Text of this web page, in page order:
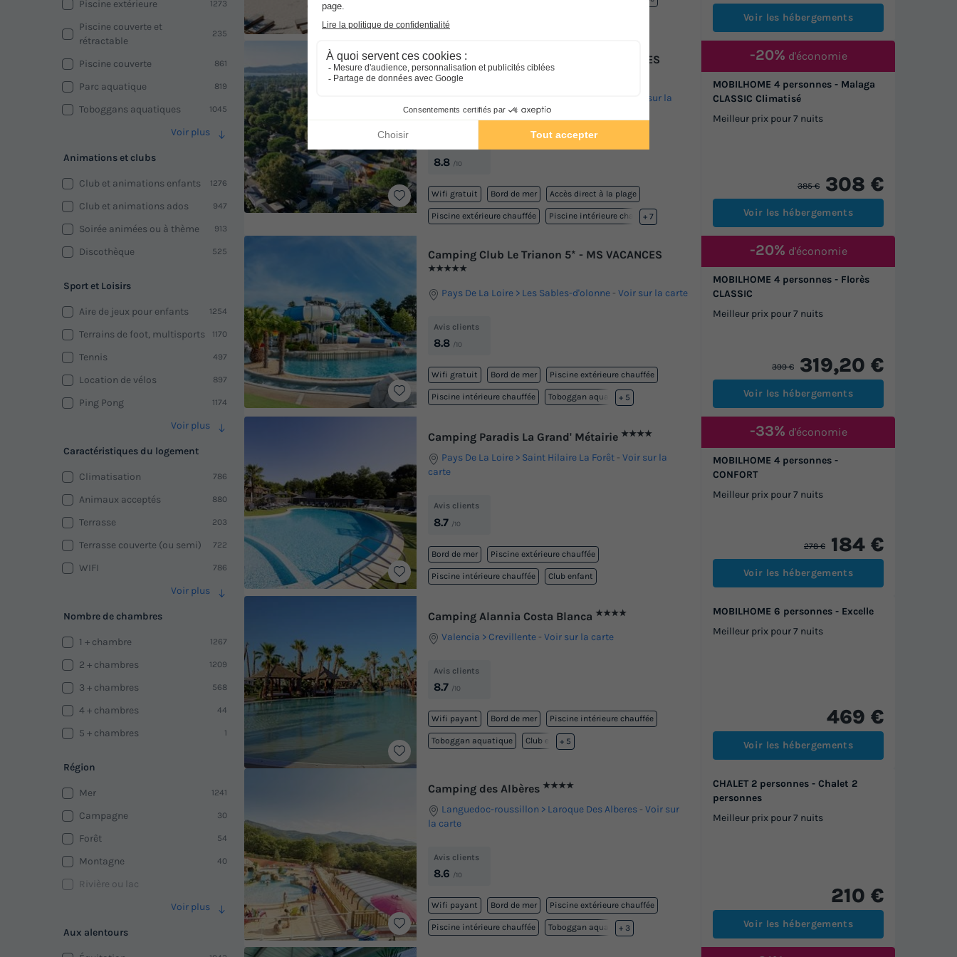
Piscine extérieure 1273
Piscine couverte et
rétractable
235
Piscine couverte 861
Parc aquatique 819
Toboggans aquatiques 1045
Voir plus
Animations et clubs
Club et animations enfants 1276
Club et animations ados 947
Soirée animées ou à thème 913
Discothèque 525
Sport et Loisirs
Aire de jeux pour enfants 1254
Terrains de foot, multisports 1170
Tennis 497
Location de vélos 897
Ping Pong 1174
Voir plus
Caractéristiques du logement
Climatisation 786
Animaux acceptés 880
Terrasse 203
Terrasse couverte (ou semi) 722
WIFI 786
Voir plus
Nombre de chambres
1 + chambre 1267
2 + chambres 1209
3 + chambres 568
4 + chambres 44
5 + chambres 1
Région
Mer 1241
Campagne 30
Forêt 54
Montagne 40
Rivière ou lac
Voir plus
Aux alentours
Club enfant Voir les hébergements
Camping Club Le Littoral 5* - MS VACANCES
★★★★★
Voir sur la
carte
8.8 /10
Wifi gratuit Bord de mer Accès direct à la plage
Piscine extérieure chauffée Piscine intérieure chauffée
+ 7
MOBILHOME 4 personnes - Malaga
CLASSIC Climatisé
Meilleur prix pour 7 nuits
385 € 308 €
-20% d'économie
Voir les hébergements
Camping Club Le Trianon 5* - MS VACANCES
★★★★★
Pays De La Loire Les Sables-d'olonne -Voir sur la carte
Avis clients
8.8 /10
Wifi gratuit Bord de mer Piscine extérieure chauffée
Piscine intérieure chauffée Toboggan aquatique
+ 5
MOBILHOME 4 personnes - Florès
CLASSIC
Meilleur prix pour 7 nuits
399 € 319,20 €
-20% d'économie
Voir les hébergements
Camping Paradis La Grand' Métairie ★★★★
Pays De La Loire Saint Hilaire La Forêt -Voir sur la
carte
Avis clients
8.7 /10
Bord de mer Piscine extérieure chauffée
Piscine intérieure chauffée Club enfant
MOBILHOME 4 personnes -
CONFORT
Meilleur prix pour 7 nuits
278 € 184 €
-33% d'économie
Voir les hébergements
Camping Alannia Costa Blanca ★★★★
Valencia Crevillente -Voir sur la carte
Avis clients
8.7 /10
Wifi payant Bord de mer Piscine intérieure chauffée
Toboggan aquatique Club enfant
+ 5
MOBILHOME 6 personnes - Excelle
Meilleur prix pour 7 nuits
469 €
Voir les hébergements
Camping des Albères ★★★★
Languedoc-roussillon Laroque Des Alberes -Voir sur
la carte
Avis clients
8.6 /10
Wifi payant Bord de mer Piscine extérieure chauffée
Piscine intérieure chauffée Toboggan aquatique
+ 3
CHALET 2 personnes - Chalet 2
personnes
Meilleur prix pour 7 nuits
210 €
Voir les hébergements